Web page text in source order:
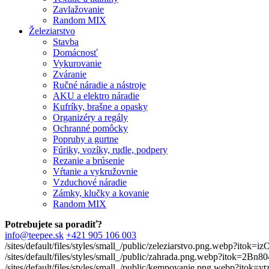
Zavlažovanie
Random MIX
Železiarstvo
Stavba
Domácnosť
Vykurovanie
Zváranie
Ručné náradie a nástroje
AKU a elektro náradie
Kufríky, brašne a opasky
Organizéry a regály
Ochranné pomôcky
Popruhy a gurtne
Fúriky, vozíky, rudle, podpery
Rezanie a brúsenie
Vŕtanie a vykružovnie
Vzduchové náradie
Zámky, klučky a kovanie
Random MIX
Potrebujete sa poradiť?
info@teepee.sk +421 905 106 003
/sites/default/files/styles/small_/public/
/sites/default/files/styles/small_/public/